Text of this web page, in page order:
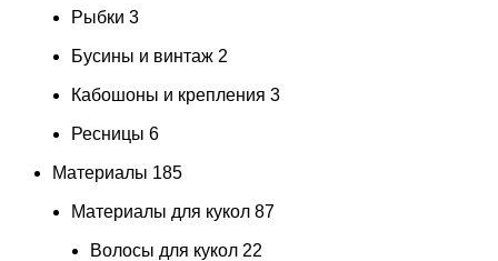
Рыбки 3
Бусины и винтаж 2
Кабошоны и крепления 3
Ресницы 6
Материалы 185
Материалы для кукол 87
Волосы для кукол 22